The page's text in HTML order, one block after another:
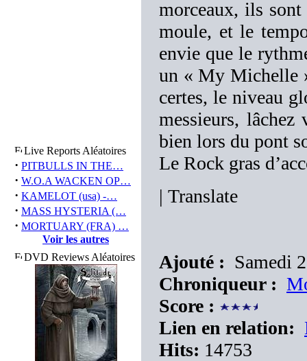
Live Reports Aléatoires
· PITBULLS IN THE…
· W.O.A WACKEN OP…
· KAMELOT (usa) -…
· MASS HYSTERIA (…
· MORTUARY (FRA) …
Voir les autres
DVD Reviews Aléatoires
morceaux, ils
moule, et le
envie que le
un « My
certes, le niveau
messieurs,
bien lors du pont
Le Rock gras
| Translate
Ajouté : Samedi
Chroniqueur :
Score :
Lien en relation:
Hits: 14753